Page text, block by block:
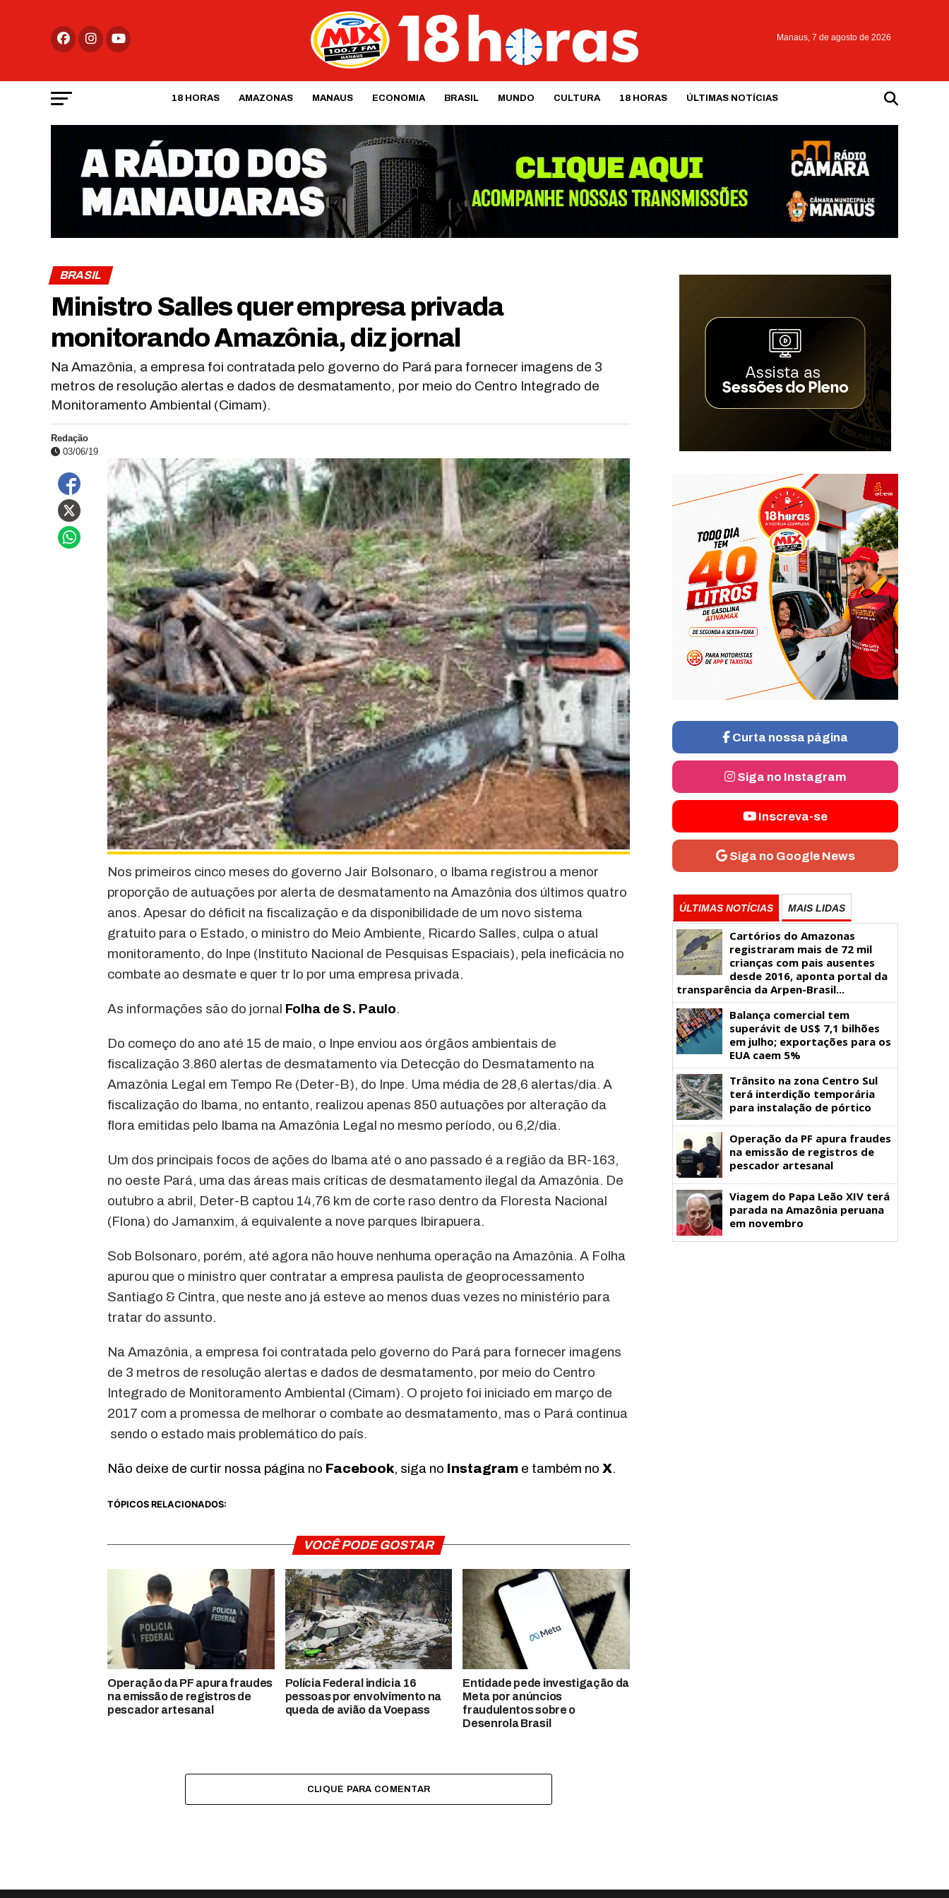
Manaus, 7 de agosto de 2026
18 HORAS AMAZONAS MANAUS ECONOMIA BRASIL MUNDO CULTURA 18 HORAS ÚLTIMAS NOTÍCIAS
BRASIL
Ministro Salles quer empresa privada
monitorando Amazônia, diz jornal
Na Amazônia, a empresa foi contratada pelo governo do Pará para fornecer imagens de 3
metros de resolução alertas e dados de desmatamento, por meio do Centro Integrado de
Monitoramento Ambiental (Cimam).
Redação
03/06/19
Nos primeiros cinco meses do governo Jair Bolsonaro, o Ibama registrou a menor
proporção de autuações por alerta de desmatamento na Amazônia dos últimos quatro
anos. Apesar do déficit na fiscalização e da disponibilidade de um novo sistema
gratuito para o Estado, o ministro do Meio Ambiente, Ricardo Salles, culpa o atual
monitoramento, do Inpe (Instituto Nacional de Pesquisas Espaciais), pela ineficácia no
combate ao desmate e quer tr lo por uma empresa privada.
As informações são do jornal Folha de S. Paulo.
Do começo do ano até 15 de maio, o Inpe enviou aos órgãos ambientais de
fiscalização 3.860 alertas de desmatamento via Detecção do Desmatamento na
Amazônia Legal em Tempo Re (Deter-B), do Inpe. Uma média de 28,6 alertas/dia. A
fiscalização do Ibama, no entanto, realizou apenas 850 autuações por alteração da
flora emitidas pelo Ibama na Amazônia Legal no mesmo período, ou 6,2/dia.
Um dos principais focos de ações do Ibama até o ano passado é a região da BR-163,
no oeste Pará, uma das áreas mais críticas de desmatamento ilegal da Amazônia. De
outubro a abril, Deter-B captou 14,76 km de corte raso dentro da Floresta Nacional
(Flona) do Jamanxim, á equivalente a nove parques Ibirapuera.
Sob Bolsonaro, porém, até agora não houve nenhuma operação na Amazônia. A Folha
apurou que o ministro quer contratar a empresa paulista de geoprocessamento
Santiago & Cintra, que neste ano já esteve ao menos duas vezes no ministério para
tratar do assunto.
Na Amazônia, a empresa foi contratada pelo governo do Pará para fornecer imagens
de 3 metros de resolução alertas e dados de desmatamento, por meio do Centro
Integrado de Monitoramento Ambiental (Cimam). O projeto foi iniciado em março de
2017 com a promessa de melhorar o combate ao desmatamento, mas o Pará continua
sendo o estado mais problemático do país.
Não deixe de curtir nossa página no Facebook, siga no Instagram e também no X.
TÓPICOS RELACIONADOS:
VOCÊ PODE GOSTAR
Operação da PF apura fraudes
na emissão de registros de
pescador artesanal
Polícia Federal indicia 16
pessoas por envolvimento na
queda de avião da Voepass
Entidade pede investigação da
Meta por anúncios
fraudulentos sobre o
Desenrola Brasil
CLIQUE PARA COMENTAR
Curta nossa página
Siga no Instagram
Inscreva-se
Siga no Google News
ÚLTIMAS NOTÍCIAS MAIS LIDAS
Cartórios do Amazonas
registraram mais de 72 mil
crianças com pais ausentes
desde 2016, aponta portal da
transparência da Arpen-Brasil...
Balança comercial tem
superávit de US$ 7,1 bilhões
em julho; exportações para os
EUA caem 5%
Trânsito na zona Centro Sul
terá interdição temporária
para instalação de pórtico
Operação da PF apura fraudes
na emissão de registros de
pescador artesanal
Viagem do Papa Leão XIV terá
parada na Amazônia peruana
em novembro